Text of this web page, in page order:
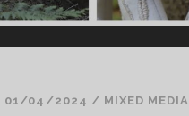
01/04/2024 / MIXED MEDIA